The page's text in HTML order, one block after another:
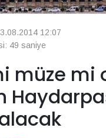
12:07
49 saniye
müze mi